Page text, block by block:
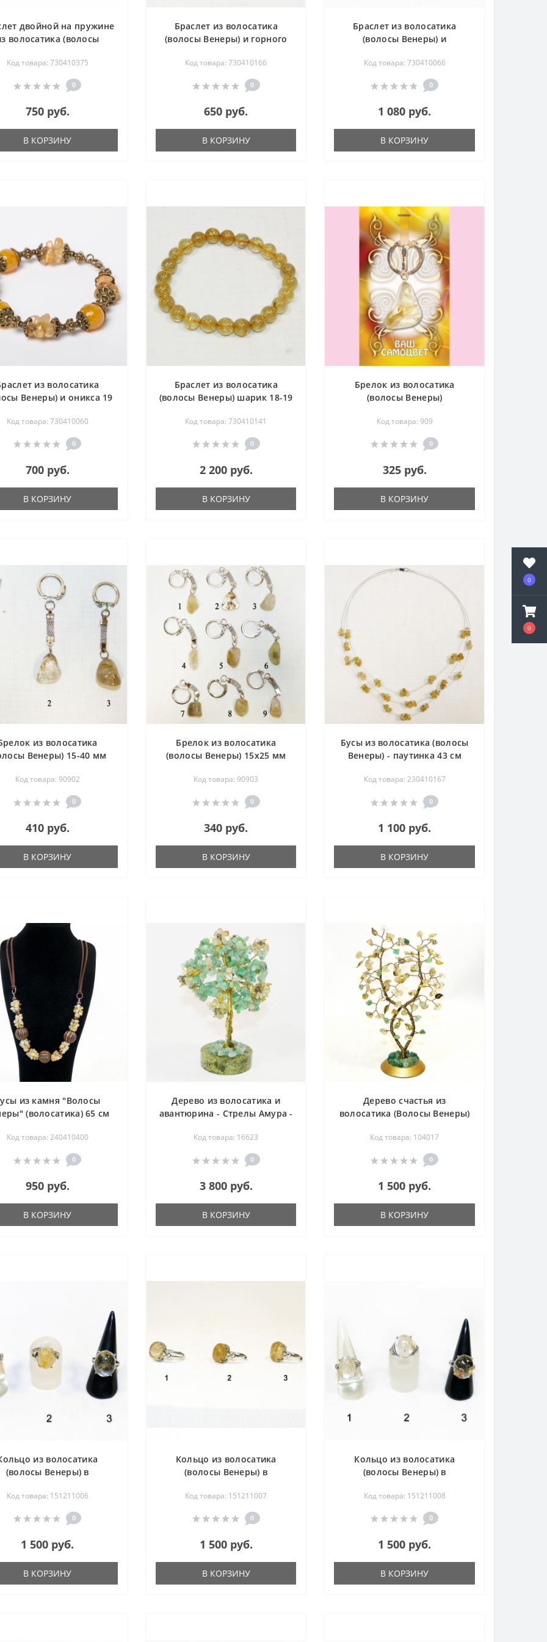
0
0
двойной на пружине
волосатика (волосы
Код товара: 730410375
0
750 руб.
В КОРЗИНУ
Браслет из волосатика
(волосы Венеры) и горного
Код товара: 730410166
0
650 руб.
В КОРЗИНУ
Браслет из волосатика
(волосы Венеры) и
(раухтопаза) 17 см
Код товара: 730410066
0
1 080 руб.
В КОРЗИНУ
из волосатика
Венеры) и оникса 19
Код товара: 730410060
0
700 руб.
В КОРЗИНУ
Браслет из волосатика
(волосы Венеры) шарик 18-19
Код товара: 730410141
0
2 200 руб.
В КОРЗИНУ
Брелок из волосатика
(волосы Венеры)
Код товара: 909
0
325 руб.
В КОРЗИНУ
из волосатика
Венеры) 15-40 мм
Код товара: 90902
0
410 руб.
В КОРЗИНУ
Брелок из волосатика
(волосы Венеры) 15х25 мм
Код товара: 90903
0
340 руб.
В КОРЗИНУ
Бусы из волосатика (волосы
Венеры) - паутинка 43 см
Код товара: 230410167
0
1 100 руб.
В КОРЗИНУ
из камня "Волосы
(волосатика) 65 см
Код товара: 240410400
0
950 руб.
В КОРЗИНУ
Дерево из волосатика и
авантюрина - Стрелы Амура -
Код товара: 16623
0
3 800 руб.
В КОРЗИНУ
Дерево счастья из
волосатика (Волосы Венеры)
Код товара: 104017
0
1 500 руб.
В КОРЗИНУ
из волосатика
(волосы Венеры) в
Код товара: 151211006
0
1 500 руб.
В КОРЗИНУ
Кольцо из волосатика
(волосы Венеры) в
Код товара: 151211007
0
1 500 руб.
В КОРЗИНУ
Кольцо из волосатика
(волосы Венеры) в
Код товара: 151211008
0
1 500 руб.
В КОРЗИНУ